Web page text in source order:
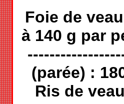
Foie de
à 140 g par
(parée) :
Ris de